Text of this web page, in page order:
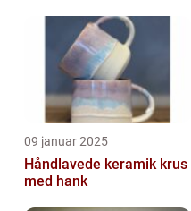
09 januar 2025
Håndlavede keramik krus
med hank